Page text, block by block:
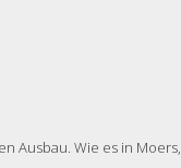
Ausbau. Wie es in Moers,